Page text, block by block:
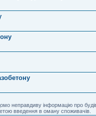
неправдиву інформацію про
введення в оману споживачів.